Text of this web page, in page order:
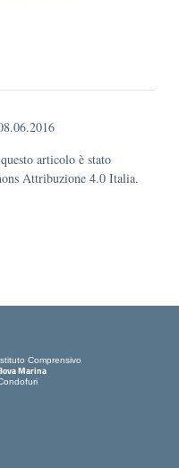
articolo è stato
Attribuzione 4.0 Italia.
Comprensivo
Marina